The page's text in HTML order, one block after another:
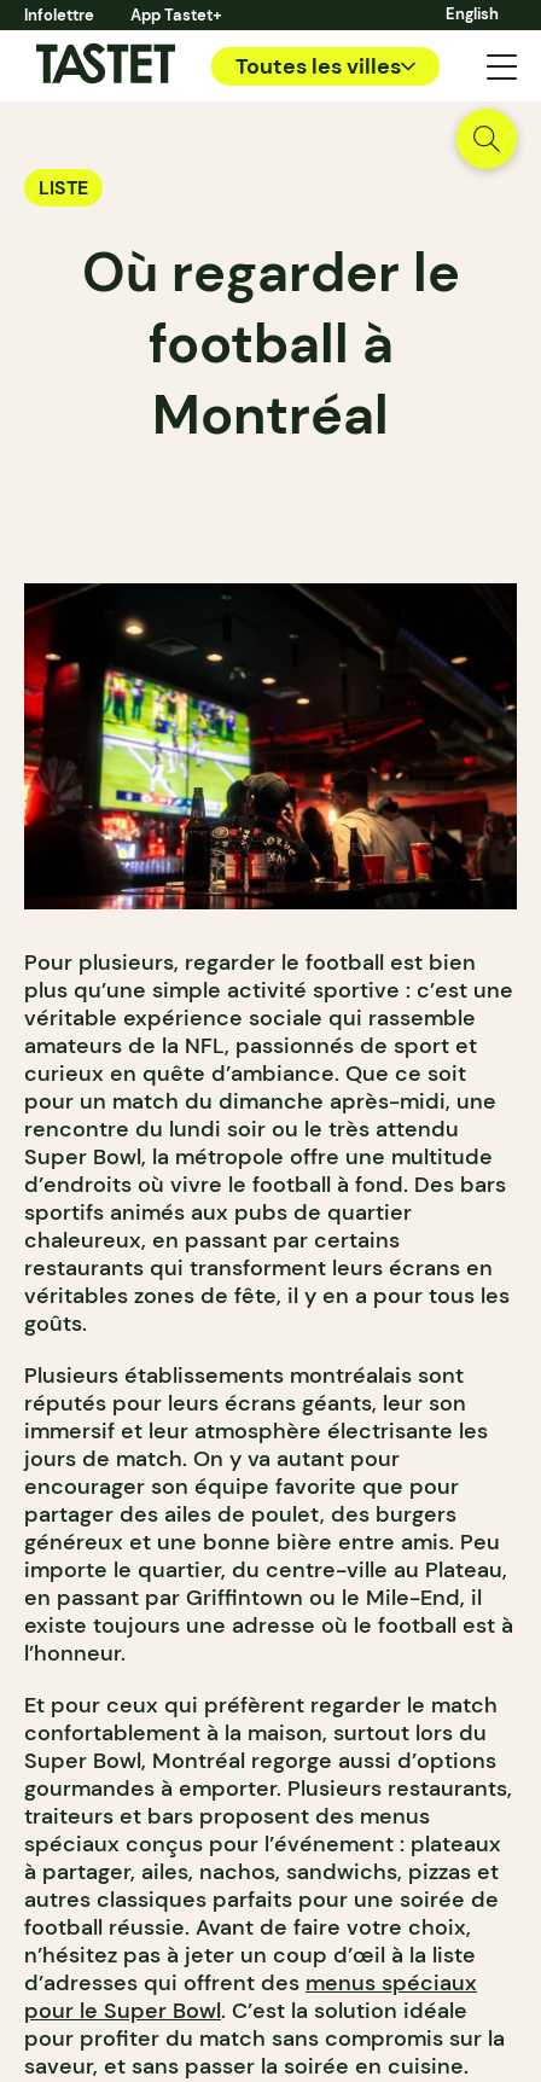
Infolettre App Tastet+ English
Toutes les villes
LISTE
Où regarder le
football à
Montréal
Pour plusieurs, regarder le football est bien
plus qu’une simple activité sportive : c’est une
véritable expérience sociale qui rassemble
amateurs de la NFL, passionnés de sport et
curieux en quête d’ambiance. Que ce soit
pour un match du dimanche après-midi, une
rencontre du lundi soir ou le très attendu
Super Bowl, la métropole offre une multitude
d’endroits où vivre le football à fond. Des bars
sportifs animés aux pubs de quartier
chaleureux, en passant par certains
restaurants qui transforment leurs écrans en
véritables zones de fête, il y en a pour tous les
goûts.
Plusieurs établissements montréalais sont
réputés pour leurs écrans géants, leur son
immersif et leur atmosphère électrisante les
jours de match. On y va autant pour
encourager son équipe favorite que pour
partager des ailes de poulet, des burgers
généreux et une bonne bière entre amis. Peu
importe le quartier, du centre-ville au Plateau,
en passant par Griffintown ou le Mile-End, il
existe toujours une adresse où le football est à
l’honneur.
Et pour ceux qui préfèrent regarder le match
confortablement à la maison, surtout lors du
Super Bowl, Montréal regorge aussi d’options
gourmandes à emporter. Plusieurs restaurants,
traiteurs et bars proposent des menus
spéciaux conçus pour l’événement : plateaux
à partager, ailes, nachos, sandwichs, pizzas et
autres classiques parfaits pour une soirée de
football réussie. Avant de faire votre choix,
n’hésitez pas à jeter un coup d’œil à la liste
d’adresses qui offrent des menus spéciaux
pour le Super Bowl. C’est la solution idéale
pour profiter du match sans compromis sur la
saveur, et sans passer la soirée en cuisine.